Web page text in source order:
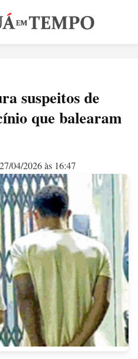
suspeitos de
que balearam
27/04/2026 às 16:47